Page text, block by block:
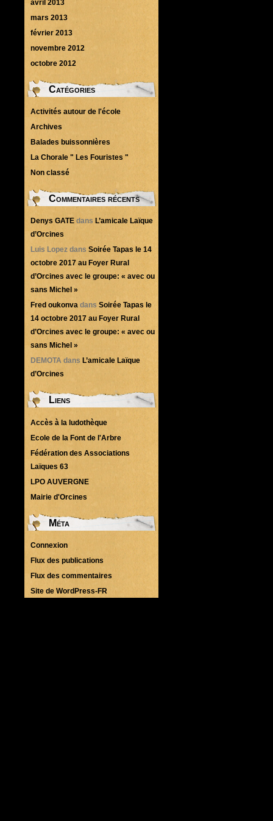
avril 2013
mars 2013
février 2013
novembre 2012
octobre 2012
Catégories
Activités autour de l'école
Archives
Balades buissonnières
La Chorale " Les Fouristes "
Non classé
Commentaires récents
Denys GATE dans L’amicale Laïque
d’Orcines
Luis Lopez dans Soirée Tapas le 14
octobre 2017 au Foyer Rural
d’Orcines avec le groupe: « avec ou
sans Michel »
Fred oukonva dans Soirée Tapas le
14 octobre 2017 au Foyer Rural
d’Orcines avec le groupe: « avec ou
sans Michel »
DEMOTA dans L’amicale Laïque
d’Orcines
Liens
Accès à la ludothèque
Ecole de la Font de l'Arbre
Fédération des Associations
Laïques 63
LPO AUVERGNE
Mairie d'Orcines
Méta
Connexion
Flux des publications
Flux des commentaires
Site de WordPress-FR